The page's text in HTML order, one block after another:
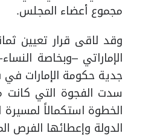
مجموع أعضاء المجلس.
وقد لاقى قرار تعيين
الإماراتي –وبخاصة
جدية حكومة الإمارات
سدت الفجوة التي كانت
الخطوة استكمالاً
الدولة وإعطائها الفرص